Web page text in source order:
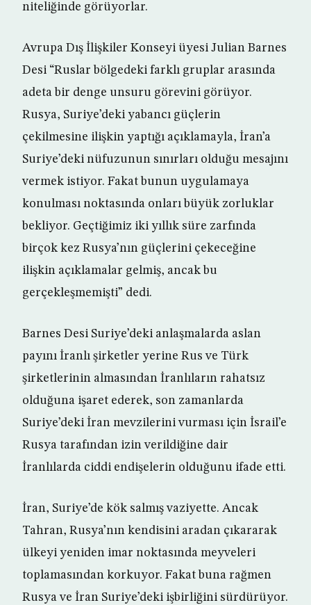
niteliğinde görüyorlar.
Avrupa Dış İlişkiler Konseyi üyesi Julian Barnes
Desi “Ruslar bölgedeki farklı gruplar arasında
adeta bir denge unsuru görevini görüyor.
Rusya, Suriye’deki yabancı güçlerin
çekilmesine ilişkin yaptığı açıklamayla, İran’a
Suriye’deki nüfuzunun sınırları olduğu mesajını
vermek istiyor. Fakat bunun uygulamaya
konulması noktasında onları büyük zorluklar
bekliyor. Geçtiğimiz iki yıllık süre zarfında
birçok kez Rusya’nın güçlerini çekeceğine
ilişkin açıklamalar gelmiş, ancak bu
gerçekleşmemişti” dedi.
Barnes Desi Suriye’deki anlaşmalarda aslan
payını İranlı şirketler yerine Rus ve Türk
şirketlerinin almasından İranlıların rahatsız
olduğuna işaret ederek, son zamanlarda
Suriye’deki İran mevzilerini vurması için İsrail’e
Rusya tarafından izin verildiğine dair
İranlılarda ciddi endişelerin olduğunu ifade etti.
İran, Suriye’de kök salmış vaziyette. Ancak
Tahran, Rusya’nın kendisini aradan çıkararak
ülkeyi yeniden imar noktasında meyveleri
toplamasından korkuyor. Fakat buna rağmen
Rusya ve İran Suriye’deki işbirliğini sürdürüyor.